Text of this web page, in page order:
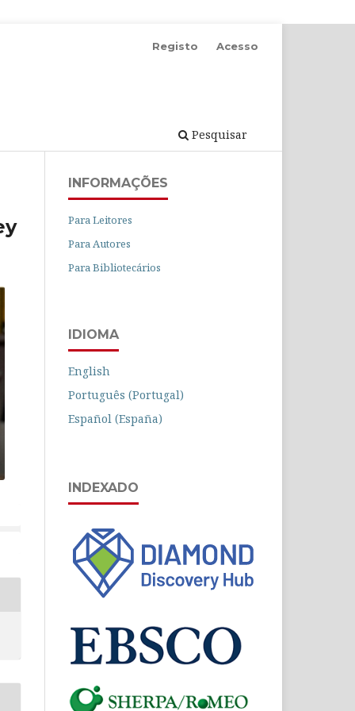
Pesquisar
Registo Acesso
INFORMAÇÕES
Para Leitores
Para Autores
Para Bibliotecários
IDIOMA
English
Português (Portugal)
Español (España)
INDEXADO